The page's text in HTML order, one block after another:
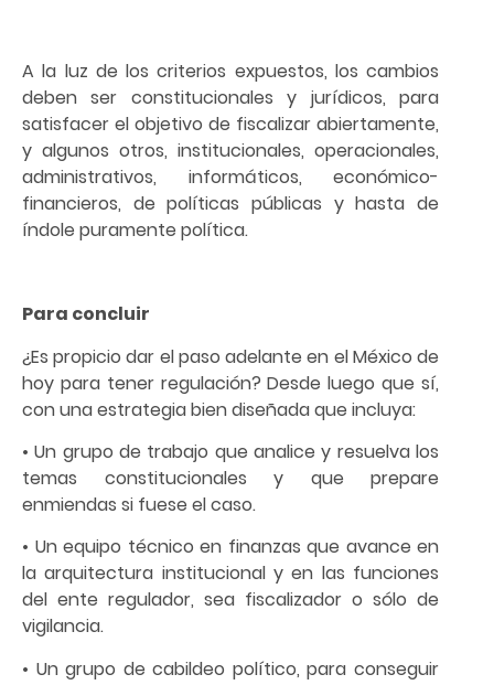
A la luz de los criterios expuestos, los cambios
deben ser constitucionales y jurídicos, para
satisfacer el objetivo de fiscalizar abiertamente,
y algunos otros, institucionales, operacionales,
administrativos, informáticos, económico-
financieros, de políticas públicas y hasta de
índole puramente política.
Para concluir
¿Es propicio dar el paso adelante en el México de
hoy para tener regulación? Desde luego que sí,
con una estrategia bien diseñada que incluya:
• Un grupo de trabajo que analice y resuelva los
temas constitucionales y que prepare
enmiendas si fuese el caso.
• Un equipo técnico en finanzas que avance en
la arquitectura institucional y en las funciones
del ente regulador, sea fiscalizador o sólo de
vigilancia.
• Un grupo de cabildeo político, para conseguir